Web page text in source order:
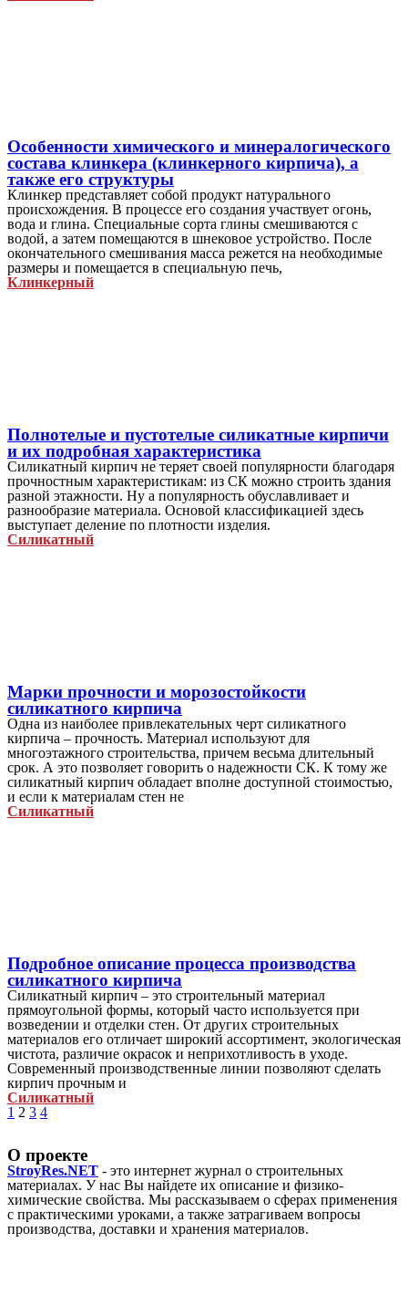
Особенности химического и минералогического
состава клинкера (клинкерного кирпича), а
также его структуры
Клинкер представляет собой продукт натурального
происхождения. В процессе его создания участвует огонь,
вода и глина. Специальные сорта глины смешиваются с
водой, а затем помещаются в шнековое устройство. После
окончательного смешивания масса режется на необходимые
размеры и помещается в специальную печь,
Клинкерный
Полнотелые и пустотелые силикатные кирпичи
и их подробная характеристика
Силикатный кирпич не теряет своей популярности благодаря
прочностным характеристикам: из СК можно строить здания
разной этажности. Ну а популярность обуславливает и
разнообразие материала. Основой классификацией здесь
выступает деление по плотности изделия.
Силикатный
Марки прочности и морозостойкости
силикатного кирпича
Одна из наиболее привлекательных черт силикатного
кирпича – прочность. Материал используют для
многоэтажного строительства, причем весьма длительный
срок. А это позволяет говорить о надежности СК. К тому же
силикатный кирпич обладает вполне доступной стоимостью,
и если к материалам стен не
Силикатный
Подробное описание процесса производства
силикатного кирпича
Силикатный кирпич – это строительный материал
прямоугольной формы, который часто используется при
возведении и отделки стен. От других строительных
материалов его отличает широкий ассортимент, экологическая
чистота, различие окрасок и неприхотливость в уходе.
Современный производственные линии позволяют сделать
кирпич прочным и
Силикатный
1 2 3 4
О проекте
StroyRes.NET - это интернет журнал о строительных
материалах. У нас Вы найдете их описание и физико-
химические свойства. Мы рассказываем о сферах применения
с практическими уроками, а также затрагиваем вопросы
производства, доставки и хранения материалов.